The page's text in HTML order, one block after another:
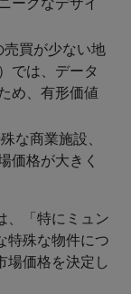
売買が少ない地
では、データ
め、有形価値
な商業施設、
価格が大きく
、「特にミュン
特殊な物件につ
場価格を決定し